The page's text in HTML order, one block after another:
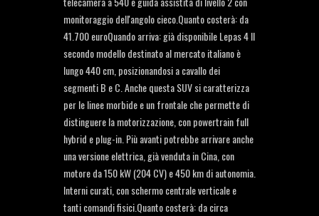
monitoraggio dell'angolo cieco.Quanto costerà: da
41.700 euroQuando arriva: già disponibile Lepas 4 Il
secondo modello destinato al mercato italiano è
lungo 440 cm, posizionandosi a cavallo dei
segmenti B e C. Anche questa SUV si caratterizza
per le linee morbide e un frontale che permette di
distinguere la motorizzazione, con powertrain full
hybrid e plug-in. Più avanti potrebbe arrivare anche
una versione elettrica, già venduta in Cina, con
motore da 150 kW (204 CV) e 450 km di autonomia.
Interni curati, con schermo centrale verticale e
tanti comandi fisici.Quanto costerà: da circa